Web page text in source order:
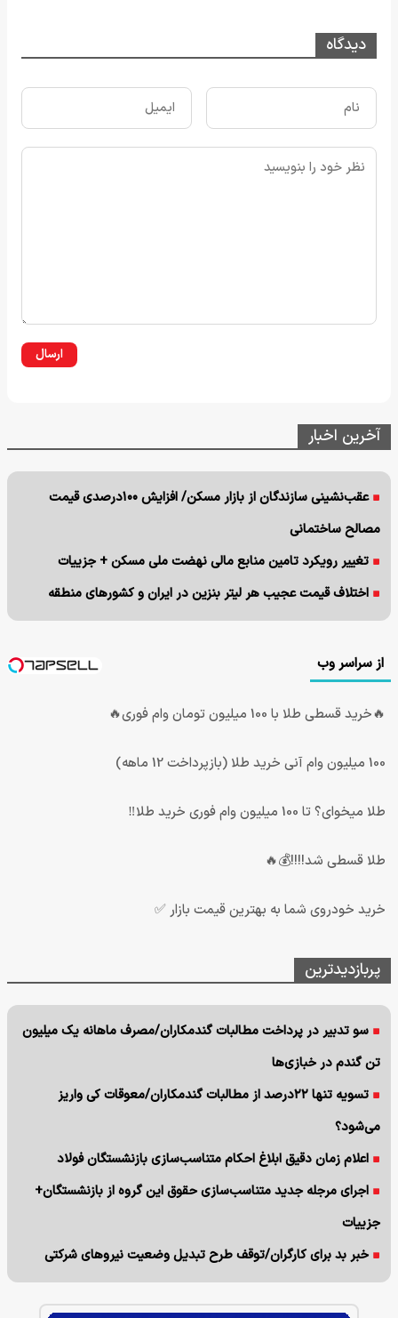
دیدگاه
ارسال
آخرین اخبار
عقب‌نشینی سازندگان از بازار مسکن/ افزایش ۱۰۰درصدی قیمت
مصالح ساختمانی
تغییر رویکرد تامین منابع مالی نهضت ملی مسکن + جزییات
اختلاف قیمت عجیب هر لیتر بنزین در ایران و کشورهای منطقه
از سراسر وب
🔥خرید قسطی طلا با 100 میلیون تومان وام فوری🔥
100 میلیون وام آنی خرید طلا (بازپرداخت 12 ماهه)
طلا میخوای؟ تا 100 میلیون وام فوری خرید طلا‼️
طلا قسطی شد!!!!💰🔥
خرید خودروی شما به بهترین قیمت بازار ✅
پربازدیدترین
سو تدبیر در پرداخت مطالبات گندمکاران/مصرف ماهانه یک میلیون
تن گندم در خبازی‌ها
تسویه تنها ۲۲درصد از مطالبات گندمکاران/معوقات کی واریز
می‌شود؟
اعلام زمان دقیق ابلاغ احکام متناسب‌سازی بازنشستگان فولاد
اجرای مرجله جدید متناسب‌سازی حقوق این گروه از بازنشستگان+
جزییات
خبر بد برای کارگران/توقف طرح تبدیل وضعیت نیروهای شرکتی